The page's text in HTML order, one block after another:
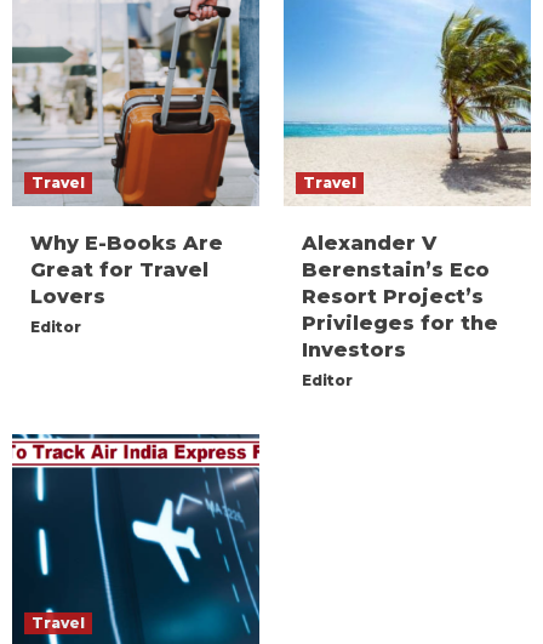
Travel
Why E-Books Are
Great for Travel
Lovers
Editor
Travel
Alexander V
Berenstain’s Eco
Resort Project’s
Privileges for the
Investors
Editor
Travel